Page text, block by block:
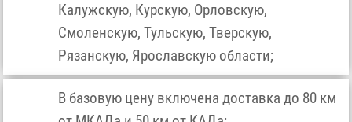
Калужскую, Курскую, Орловскую,
Смоленскую, Тульскую, Тверскую,
Рязанскую, Ярославскую области;
В базовую цену включена доставка до 80 км